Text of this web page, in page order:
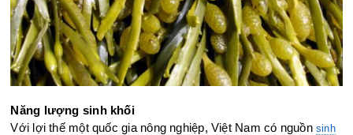
Năng lượng sinh khối
Với lợi thế một quốc gia nông nghiệp, Việt Nam có nguồnsinh